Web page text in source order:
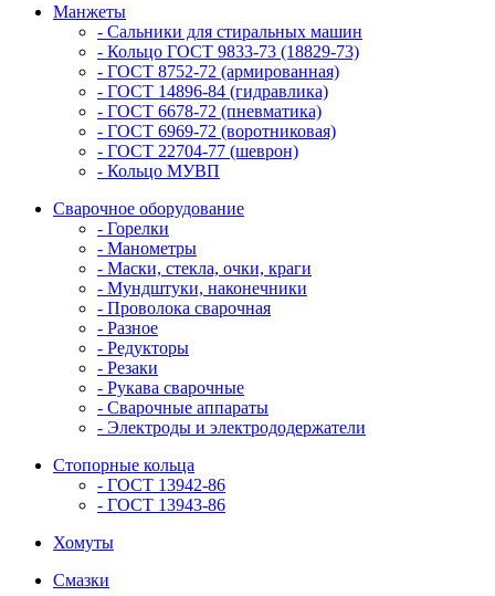
Манжеты
- Сальники для стиральных машин
- Кольцо ГОСТ 9833-73 (18829-73)
- ГОСТ 8752-72 (армированная)
- ГОСТ 14896-84 (гидравлика)
- ГОСТ 6678-72 (пневматика)
- ГОСТ 6969-72 (воротниковая)
- ГОСТ 22704-77 (шеврон)
- Кольцо МУВП
Сварочное оборудование
- Горелки
- Манометры
- Маски, стекла, очки, краги
- Мундштуки, наконечники
- Проволока сварочная
- Разное
- Редукторы
- Резаки
- Рукава сварочные
- Сварочные аппараты
- Электроды и электрододержатели
Стопорные кольца
- ГОСТ 13942-86
- ГОСТ 13943-86
Хомуты
Смазки